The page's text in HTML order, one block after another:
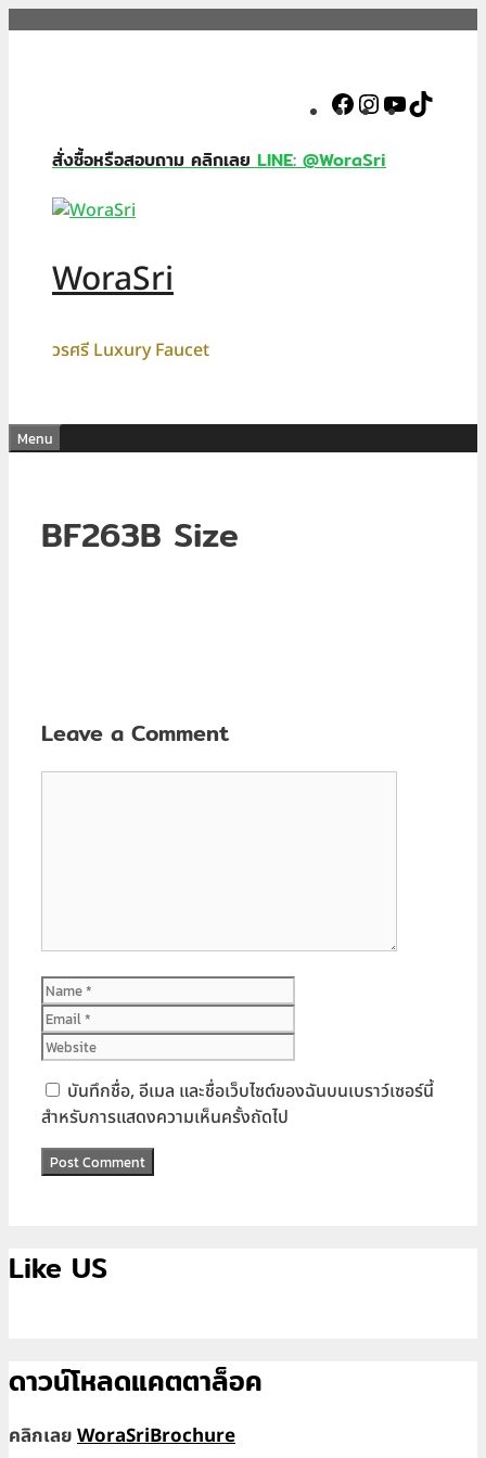
Facebook
Instagram
YouTube
สั่งซื้อหรือสอบถาม คลิกเลยLINE: @WoraSri
WoraSri
วรศรี Luxury Faucet
Menu
BF263B Size
Leave a Comment
Name
บันทึกชื่อ, อีเมล และชื่อเว็บไซต์ของฉันบนเบราว์เซอร์นี้
สำหรับการแสดงความเห็นครั้งถัดไป
Like US
ดาวน์โหลดแคตตาล็อค
คลิกเลยWoraSriBrochure